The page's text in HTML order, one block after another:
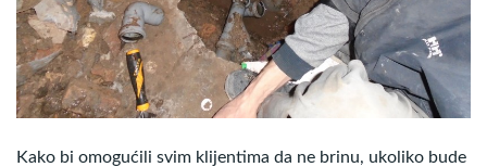
Kako bi omogućili svim klijentima da ne brinu, ukoliko bude